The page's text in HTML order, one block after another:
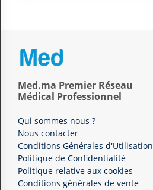
Med.ma Premier Réseau
Médical Professionnel
Qui sommes nous ?
Nous contacter
Conditions Générales d'Utilisation
Politique de Confidentialité
Politique relative aux cookies
Conditions générales de vente